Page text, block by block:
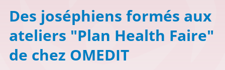
Des joséphiens formés aux
ateliers "Plan Health Faire"
de chez OMEDIT